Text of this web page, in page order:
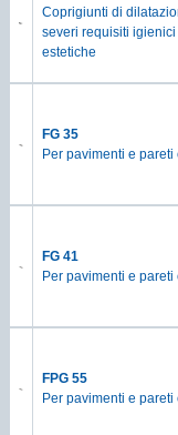
Coprigiunti di
severi requisiti
estetiche
FG 35
Per pavimenti e
FG 41
Per pavimenti e
FPG 55
Per pavimenti e